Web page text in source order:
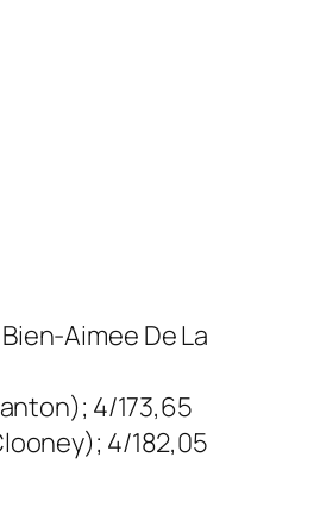
Aimee De La
4/173,65
4/182,05